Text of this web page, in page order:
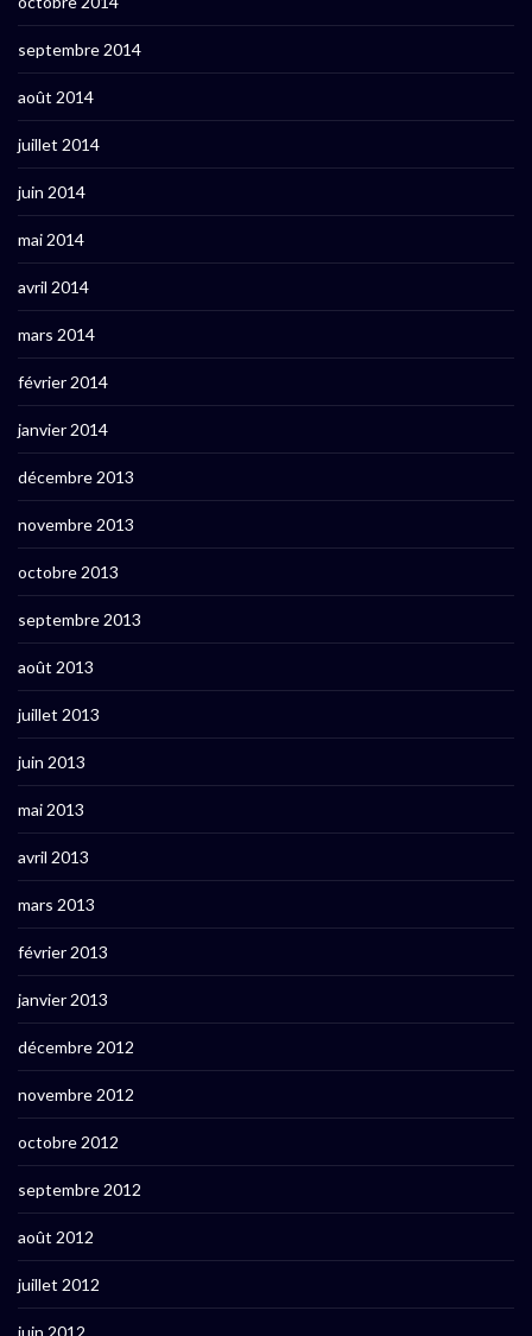
septembre 2014
août 2014
juillet 2014
juin 2014
mai 2014
avril 2014
mars 2014
février 2014
janvier 2014
décembre 2013
novembre 2013
octobre 2013
septembre 2013
août 2013
juillet 2013
juin 2013
mai 2013
avril 2013
mars 2013
février 2013
janvier 2013
décembre 2012
novembre 2012
octobre 2012
septembre 2012
août 2012
juillet 2012